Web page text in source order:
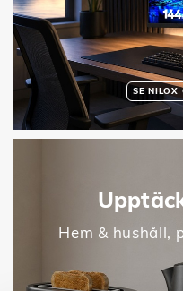
SE NILOX
Hem & hushåll,